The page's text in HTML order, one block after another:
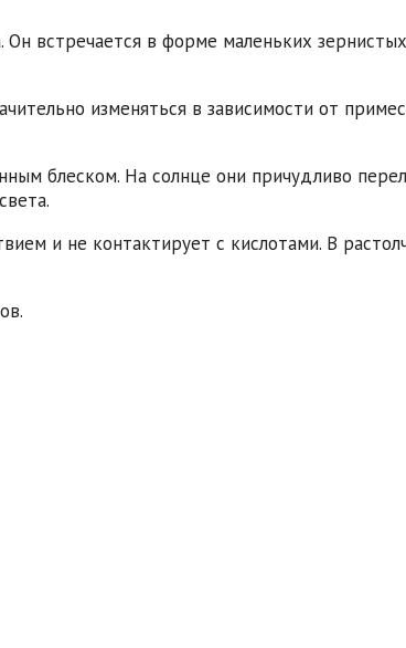
встречается в форме маленьких
изменяться в зависимости от
блеском. На солнце они причудливо
и не контактирует с кислотами. В